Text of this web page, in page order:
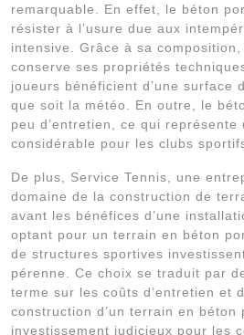
remarquable. En effet, le béton
résister à l’usure due aux
intensive. Grâce à sa
conserve ses propriétés
joueurs bénéficient d’une surface
que soit la météo. En outre, le
peu d’entretien, ce qui représente
considérable pour les clubs
De plus, Service Tennis, une
domaine de la construction de
avant les bénéfices d’une
optant pour un terrain en béton
de structures sportives
pérenne. Ce choix se traduit par
terme sur les coûts d’entretien et
construction d’un terrain en béton
investissement judicieux pour les